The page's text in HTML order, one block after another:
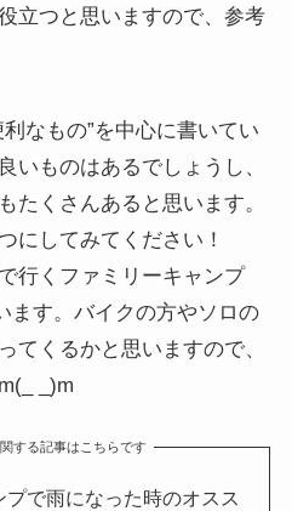
立つと思いますので、参考
なもの”を中心に書いてい
いものはあるでしょうし、
たくさんあると思います。
にしてみてください！
行くファミリーキャンプ
ます。バイクの方やソロの
てくるかと思いますので、
_)m
する記事はこちらです
プで雨になった時のオスス